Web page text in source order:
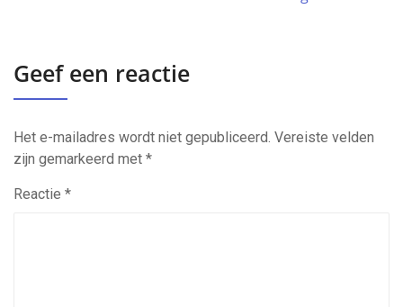
Geef een reactie
Het e-mailadres wordt niet gepubliceerd. Vereiste velden
zijn gemarkeerd met *
Reactie *